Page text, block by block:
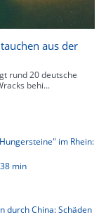
aus der
rund 20 deutsche
behi...
im Rhein:
min
durch China: Schäden